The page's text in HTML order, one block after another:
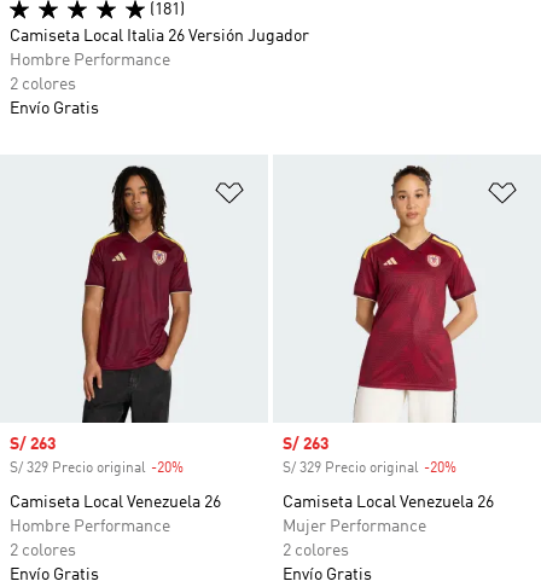
Añadir a la lista de deseos
Precio de venta
S/ 263
S/ 329 Precio original -20%
Camiseta Local Venezuela 26
Hombre Performance
2 colores
Envío Gratis
Precio de venta
S/ 263
S/ 329 Precio original -20%
Camiseta Local Venezuela 26
Mujer Performance
2 colores
Envío Gratis
(181)
Camiseta Local Italia 26 Versión Jugador
Hombre Performance
2 colores
Envío Gratis